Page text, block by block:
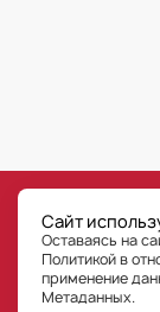
Все права на
Девелопмент.
любые материалы,
собственности ООО
предварительного
действия с
правообладатель
законодательством
Сайт
Оставаясь на
Политикой в
применение
Метаданных.